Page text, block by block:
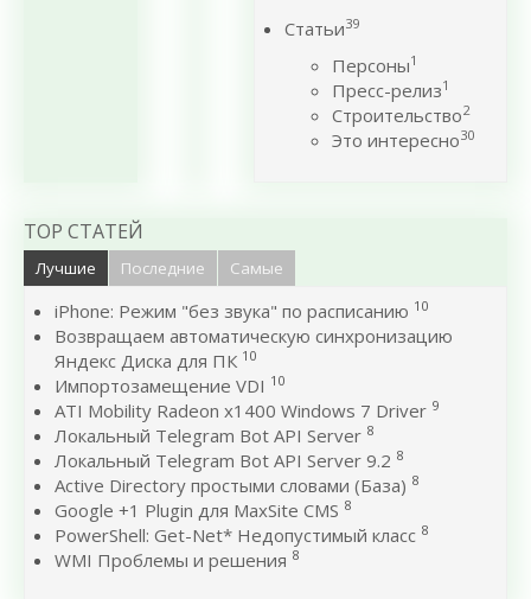
Статьи39
Персоны1
Пресс-релиз1
Строительство2
Это интересно30
TOP СТАТЕЙ
Лучшие Последние Самые
iPhone: Режим "без звука" по расписанию 10
Возвращаем автоматическую синхронизацию
Яндекс Диска для ПК 10
Импортозамещение VDI 10
ATI Mobility Radeon x1400 Windows 7 Driver 9
Локальный Telegram Bot API Server 8
Локальный Telegram Bot API Server 9.2 8
Active Directory простыми словами (База) 8
Google +1 Plugin для MaxSite CMS 8
PowerShell: Get-Net* Недопустимый класс 8
WMI Проблемы и решения 8